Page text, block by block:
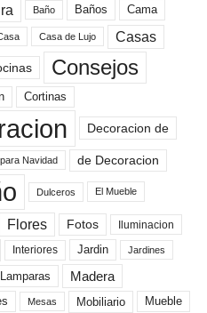
Baño Baños Cama
Casa de Lujo Casas
Consejos
Cortinas
Decoracion de
Navidad de Decoracion
Dulceros El Mueble
Flores Fotos Iluminacion
Interiores Jardin Jardines
Lamparas Madera
Mesas Mobiliario Mueble